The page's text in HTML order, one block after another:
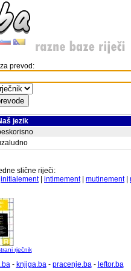
prevod:
jezik
slične riječi:
initialement| intimement| mutinement|
rječnik
- knjiga.ba- pracenje.ba- leftor.ba